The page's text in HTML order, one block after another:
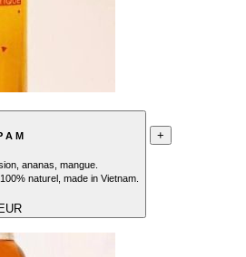
A M
ananas, mangue.
naturel, made in Vietnam.
+